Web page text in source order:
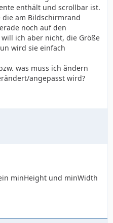
enthält und scrollbar ist.
am Bildschirmrand
noch auf den
ich aber nicht, die Größe
wird sie einfach
was muss ich ändern
angepasst wird?
minHeight und minWidth